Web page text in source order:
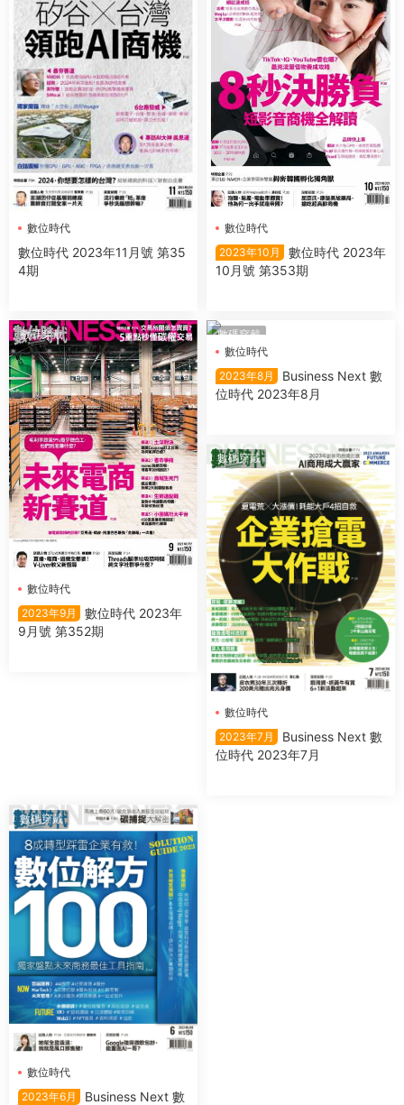
數位時代
數位時代 2023年11月號 第35
4期
數位時代
2023年10月
數位時代 2023年
10月號 第353期
數碼穿戴
數位時代
2023年9月
數位時代 2023年
9月號 第352期
數碼穿戴
數位時代
2023年8月
Business Next 數
位時代 2023年8月
數碼穿戴
數位時代
2023年7月
Business Next 數
位時代 2023年7月
數碼穿戴
數位時代
2023年6月
Business Next 數